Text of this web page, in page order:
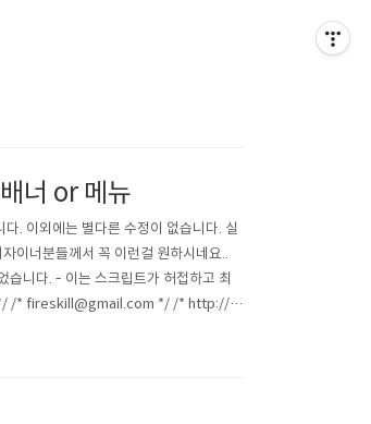
너 or 메뉴
. 이외에는 별다른 수정이 없습니다. 실
이너분들께서 꼭 이런걸 원하시네요..
습니다. - 이는 스크립트가 허접하고 최
/* fireskill@gmail.com */ /* http://bl